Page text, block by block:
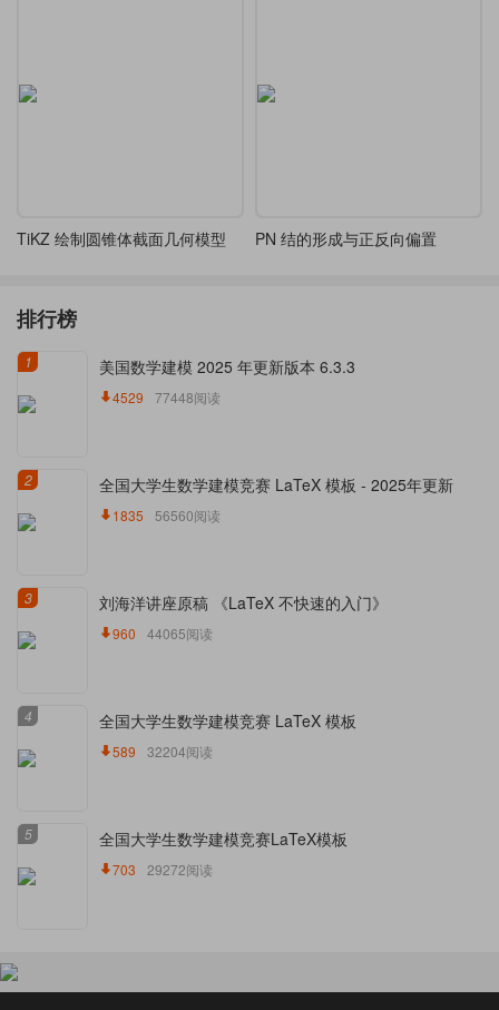
TiKZ 绘制圆锥体截面几何模型 PN 结的形成与正反向偏置
排行榜
1 美国数学建模 2025 年更新版本 6.3.3
4529 77448阅读
2 全国大学生数学建模竞赛 LaTeX 模板 - 2025年更新
1835 56560阅读
3 刘海洋讲座原稿 《LaTeX 不快速的入门》
960 44065阅读
4 全国大学生数学建模竞赛 LaTeX 模板
589 32204阅读
5 全国大学生数学建模竞赛LaTeX模板
703 29272阅读